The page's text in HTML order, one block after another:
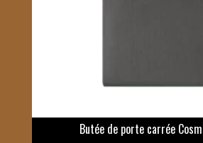
Butée de porte carrée